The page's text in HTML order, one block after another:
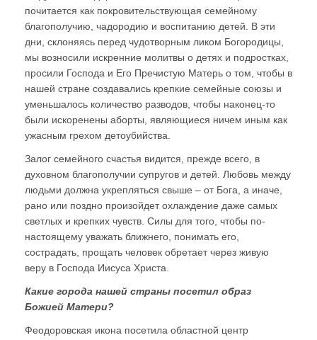
почитается как покровительствующая семейному
благополучию, чадородию и воспитанию детей. В эти
дни, склоняясь перед чудотворным ликом Богородицы,
мы возносили искренние молитвы о детях и подростках,
просили Господа и Его Пречистую Матерь о том, чтобы в
нашей стране создавались крепкие семейные союзы и
уменьшалось количество разводов, чтобы наконец-то
были искоренены аборты, являющиеся ничем иным как
ужасным грехом детоубийства.
Залог семейного счастья видится, прежде всего, в
духовном благополучии супругов и детей. Любовь между
людьми должна укрепляться свыше – от Бога, а иначе,
рано или поздно произойдет охлаждение даже самых
светлых и крепких чувств. Силы для того, чтобы по-
настоящему уважать ближнего, понимать его,
сострадать, прощать человек обретает через живую
веру в Господа Иисуса Христа.
Какие города нашей страны посетил образ
Божией Матери?
Феодоровская икона посетила областной центр